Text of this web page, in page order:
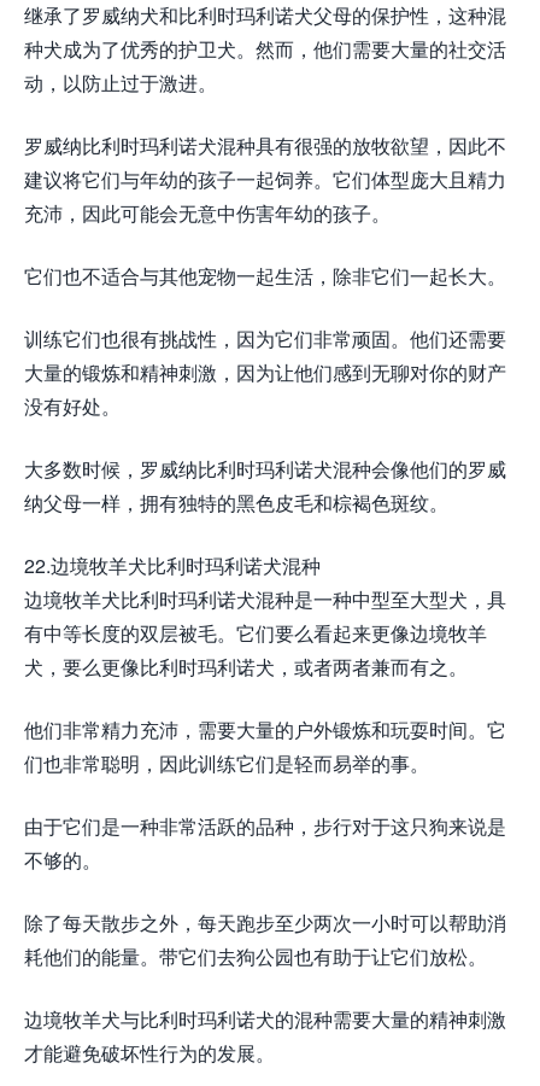
继承了罗威纳犬和比利时玛利诺犬父母的保护性，这种混
种犬成为了优秀的护卫犬。然而，他们需要大量的社交活
动，以防止过于激进。
罗威纳比利时玛利诺犬混种具有很强的放牧欲望，因此不
建议将它们与年幼的孩子一起饲养。它们体型庞大且精力
充沛，因此可能会无意中伤害年幼的孩子。
它们也不适合与其他宠物一起生活，除非它们一起长大。
训练它们也很有挑战性，因为它们非常顽固。他们还需要
大量的锻炼和精神刺激，因为让他们感到无聊对你的财产
没有好处。
大多数时候，罗威纳比利时玛利诺犬混种会像他们的罗威
纳父母一样，拥有独特的黑色皮毛和棕褐色斑纹。
22.边境牧羊犬比利时玛利诺犬混种
边境牧羊犬比利时玛利诺犬混种是一种中型至大型犬，具
有中等长度的双层被毛。它们要么看起来更像边境牧羊
犬，要么更像比利时玛利诺犬，或者两者兼而有之。
他们非常精力充沛，需要大量的户外锻炼和玩耍时间。它
们也非常聪明，因此训练它们是轻而易举的事。
由于它们是一种非常活跃的品种，步行对于这只狗来说是
不够的。
除了每天散步之外，每天跑步至少两次一小时可以帮助消
耗他们的能量。带它们去狗公园也有助于让它们放松。
边境牧羊犬与比利时玛利诺犬的混种需要大量的精神刺激
才能避免破坏性行为的发展。